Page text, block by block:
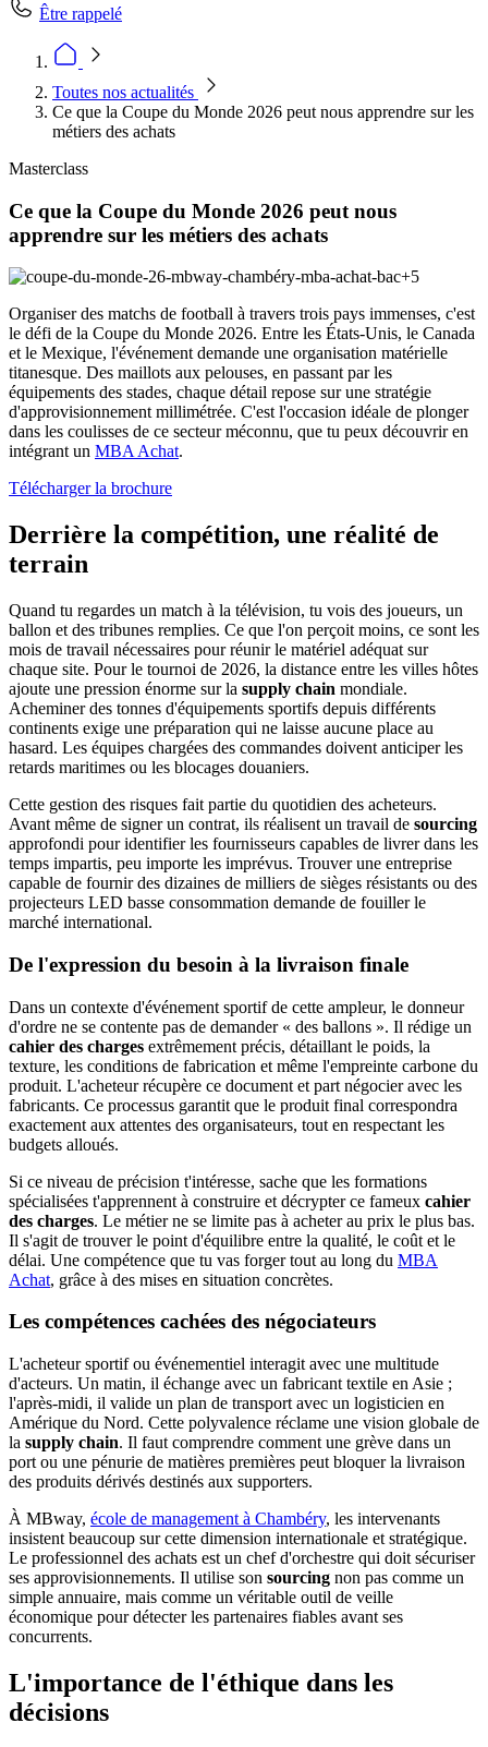
Être rappelé
Toutes nos actualités
Ce que la Coupe du Monde 2026 peut nous apprendre sur les
métiers des achats
Masterclass
Ce que la Coupe du Monde 2026 peut nous
apprendre sur les métiers des achats
Organiser des matchs de football à travers trois pays immenses, c'est
le défi de la Coupe du Monde 2026. Entre les États-Unis, le Canada
et le Mexique, l'événement demande une organisation matérielle
titanesque. Des maillots aux pelouses, en passant par les
équipements des stades, chaque détail repose sur une stratégie
d'approvisionnement millimétrée. C'est l'occasion idéale de plonger
dans les coulisses de ce secteur méconnu, que tu peux découvrir en
intégrant un MBA Achat.
Télécharger la brochure
Derrière la compétition, une réalité de
terrain
Quand tu regardes un match à la télévision, tu vois des joueurs, un
ballon et des tribunes remplies. Ce que l'on perçoit moins, ce sont les
mois de travail nécessaires pour réunir le matériel adéquat sur
chaque site. Pour le tournoi de 2026, la distance entre les villes hôtes
ajoute une pression énorme sur la supply chain mondiale.
Acheminer des tonnes d'équipements sportifs depuis différents
continents exige une préparation qui ne laisse aucune place au
hasard. Les équipes chargées des commandes doivent anticiper les
retards maritimes ou les blocages douaniers.
Cette gestion des risques fait partie du quotidien des acheteurs.
Avant même de signer un contrat, ils réalisent un travail de sourcing
approfondi pour identifier les fournisseurs capables de livrer dans les
temps impartis, peu importe les imprévus. Trouver une entreprise
capable de fournir des dizaines de milliers de sièges résistants ou des
projecteurs LED basse consommation demande de fouiller le
marché international.
De l'expression du besoin à la livraison finale
Dans un contexte d'événement sportif de cette ampleur, le donneur
d'ordre ne se contente pas de demander « des ballons ». Il rédige un
cahier des charges extrêmement précis, détaillant le poids, la
texture, les conditions de fabrication et même l'empreinte carbone du
produit. L'acheteur récupère ce document et part négocier avec les
fabricants. Ce processus garantit que le produit final correspondra
exactement aux attentes des organisateurs, tout en respectant les
budgets alloués.
Si ce niveau de précision t'intéresse, sache que les formations
spécialisées t'apprennent à construire et décrypter ce fameux cahier
des charges. Le métier ne se limite pas à acheter au prix le plus bas.
Il s'agit de trouver le point d'équilibre entre la qualité, le coût et le
délai. Une compétence que tu vas forger tout au long du MBA
Achat, grâce à des mises en situation concrètes.
Les compétences cachées des négociateurs
L'acheteur sportif ou événementiel interagit avec une multitude
d'acteurs. Un matin, il échange avec un fabricant textile en Asie ;
l'après-midi, il valide un plan de transport avec un logisticien en
Amérique du Nord. Cette polyvalence réclame une vision globale de
la supply chain. Il faut comprendre comment une grève dans un
port ou une pénurie de matières premières peut bloquer la livraison
des produits dérivés destinés aux supporters.
À MBway, école de management à Chambéry, les intervenants
insistent beaucoup sur cette dimension internationale et stratégique.
Le professionnel des achats est un chef d'orchestre qui doit sécuriser
ses approvisionnements. Il utilise son sourcing non pas comme un
simple annuaire, mais comme un véritable outil de veille
économique pour détecter les partenaires fiables avant ses
concurrents.
L'importance de l'éthique dans les
décisions